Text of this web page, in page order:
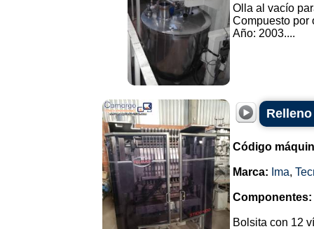
Olla al vacío
Compuesto por
Año: 2003....
Código
Marca: Ima,
Componentes:
Bolsita con 12